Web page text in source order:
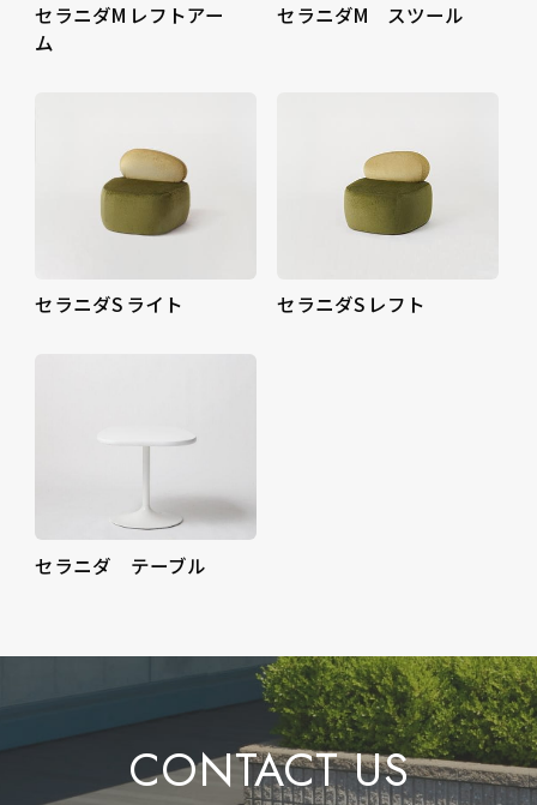
セラニダM レフトアー
ム
セラニダM スツール
セラニダS ライト セラニダS レフト
セラニダ テーブル
CONTACT US